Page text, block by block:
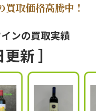
買取価格高騰中！
ンの買取実績
新 ］